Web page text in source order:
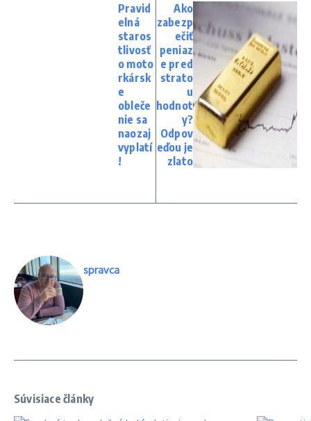
Pravid
elná
staros
tlivosť
o moto
rkársk
e
obleče
nie sa
naozaj
vyplatí
!
Ako
zabezp
ečiť
peniaz
e pred
strato
u
hodnot
y?
Odpov
eďou je
zlato
spravca
Súvisiace články